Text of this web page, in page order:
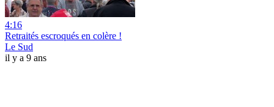
4:16
Retraités escroqués en colère !
Le Sud
il y a 9 ans